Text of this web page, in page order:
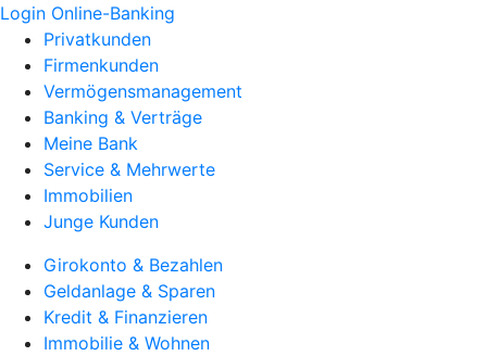
Login Online-Banking
Privatkunden
Firmenkunden
Vermögensmanagement
Banking & Verträge
Meine Bank
Service & Mehrwerte
Immobilien
Junge Kunden
Girokonto & Bezahlen
Geldanlage & Sparen
Kredit & Finanzieren
Immobilie & Wohnen